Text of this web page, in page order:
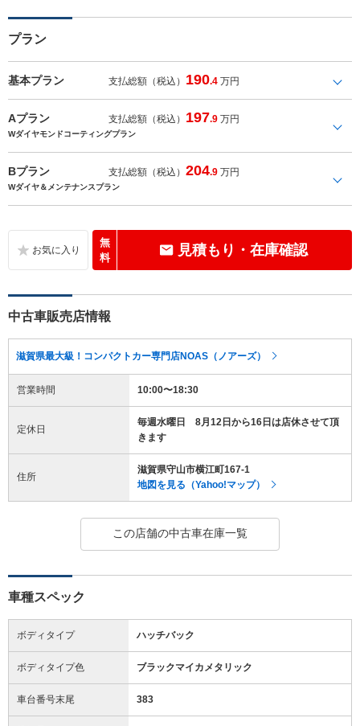
プラン
基本プラン 支払総額（税込） 190.4 万円
Aプラン 支払総額（税込） 197.9 万円
Wダイヤモンドコーティングプラン
Bプラン 支払総額（税込）204.9 万円
Wダイヤ＆メンテナンスプラン
無
料
見積もり・在庫確認
中古車販売店情報
滋賀県最大級！コンパクトカー専門店NOAS（ノアーズ）
営業時間 10:00〜18:30
定休日
毎週水曜日 8月12日から16日は店休させて頂
きます
住所
滋賀県守山市横江町167-1
地図を見る（Yahoo!マップ）
この店舗の中古車在庫一覧
車種スペック
ボディタイプ ハッチバック
ボディタイプ色 ブラックマイカメタリック
車台番号末尾 383